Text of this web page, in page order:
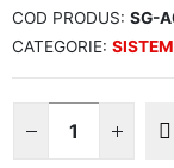
COD PRODUS: SG-
CATEGORIE: